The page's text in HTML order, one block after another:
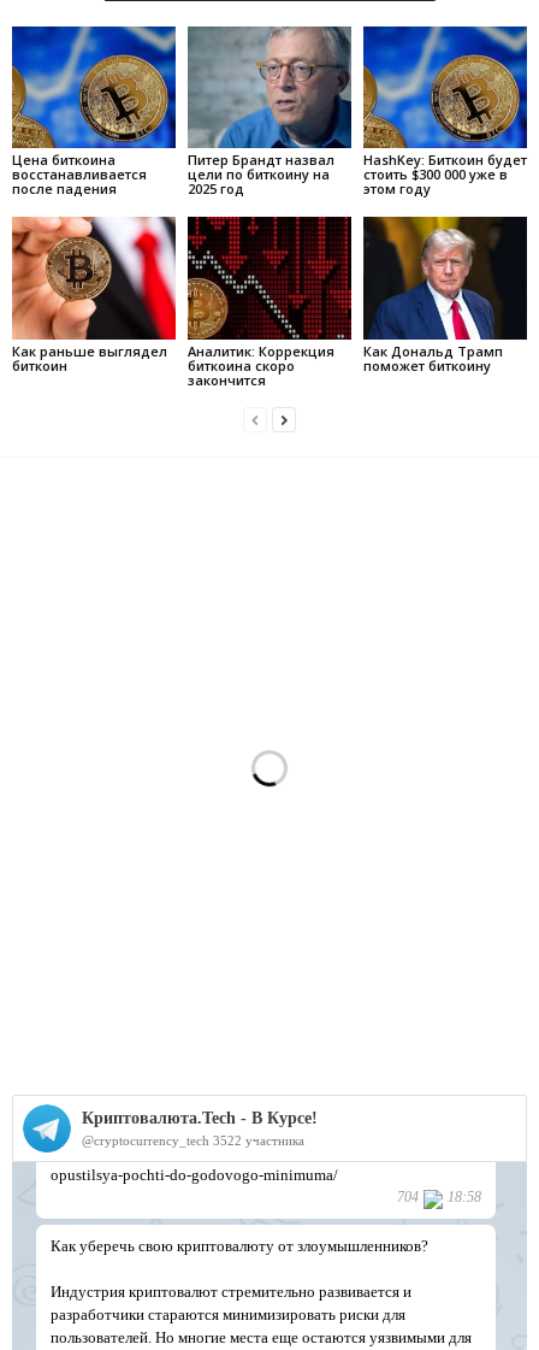
Цена биткоина
восстанавливается
после падения
Питер Брандт назвал
цели по биткоину на
2025 год
HashKey: Биткоин будет
стоить $300 000 уже в
этом году
Как раньше выглядел
биткоин
Аналитик: Коррекция
биткоина скоро
закончится
Как Дональд Трамп
поможет биткоину